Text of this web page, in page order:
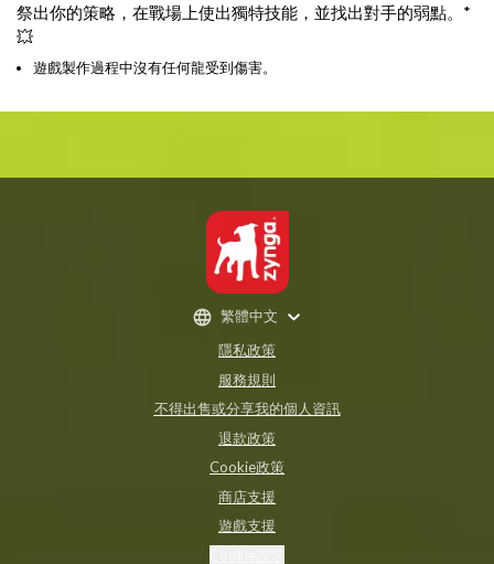
祭出你的策略，在戰場上使出獨特技能，並找出對手的弱點。*
💥
遊戲製作過程中沒有任何龍受到傷害。
隱私政策
服務規則
不得出售或分享我的個人資訊
退款政策
Cookie政策
商店支援
遊戲支援
繁體中文